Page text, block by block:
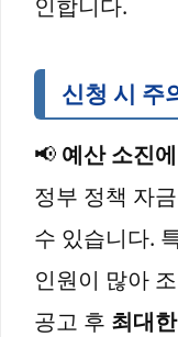
인합니다.
신청 시 주
📢 예산 소진
정부 정책 자
수 있습니다.
인원이 많아
공고 후 최대